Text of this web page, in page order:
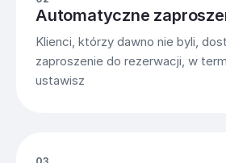
Automatyczne
Klienci, którzy dawno nie byli,
zaproszenie do rezerwacji, w
ustawisz